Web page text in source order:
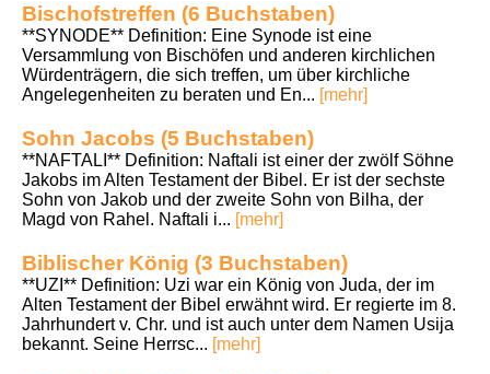
Bischofstreffen (6 Buchstaben)
**SYNODE** Definition: Eine Synode ist eine
Versammlung von Bischöfen und anderen kirchlichen
Würdenträgern, die sich treffen, um über kirchliche
Angelegenheiten zu beraten und En... [mehr]
Sohn Jacobs (5 Buchstaben)
**NAFTALI** Definition: Naftali ist einer der zwölf Söhne
Jakobs im Alten Testament der Bibel. Er ist der sechste
Sohn von Jakob und der zweite Sohn von Bilha, der
Magd von Rahel. Naftali i... [mehr]
Biblischer König (3 Buchstaben)
**UZI** Definition: Uzi war ein König von Juda, der im
Alten Testament der Bibel erwähnt wird. Er regierte im 8.
Jahrhundert v. Chr. und ist auch unter dem Namen Usija
bekannt. Seine Herrsc... [mehr]